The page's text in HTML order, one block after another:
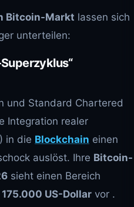
Bitcoin-Markt lassen sich
unterteilen:
und Standard Chartered
Integration realer
in die Blockchain einen
auslöst. Ihre Bitcoin-
sieht einen Bereich
US-Dollar vor .